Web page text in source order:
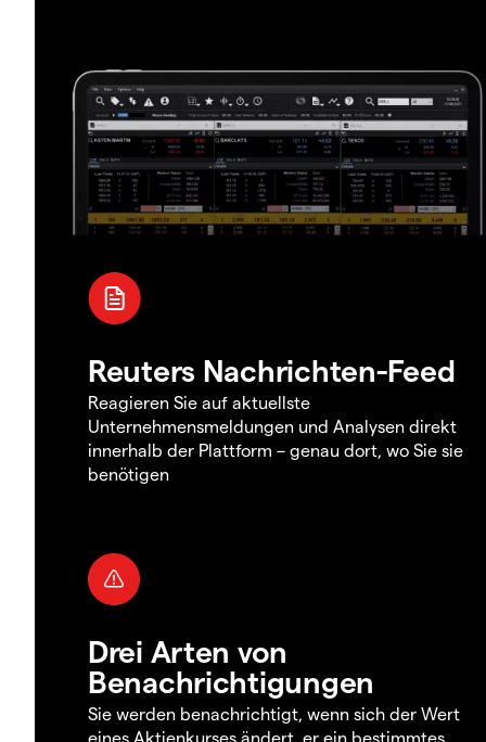
Reuters Nachrichten-Feed
Reagieren Sie auf aktuellste
Unternehmensmeldungen und Analysen direkt
innerhalb der Plattform – genau dort, wo Sie sie
benötigen
Drei Arten von
Benachrichtigungen
Sie werden benachrichtigt, wenn sich der Wert
eines Aktienkurses ändert, er ein bestimmtes